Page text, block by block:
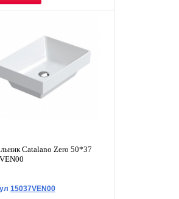
Catalano Zero 50*37
15037VEN00